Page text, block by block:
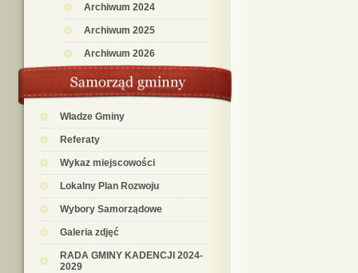
Archiwum 2024
Archiwum 2025
Archiwum 2026
Władze Gminy
Referaty
Wykaz miejscowości
Lokalny Plan Rozwoju
Wybory Samorządowe
Galeria zdjęć
RADA GMINY KADENCJI 2024-
2029